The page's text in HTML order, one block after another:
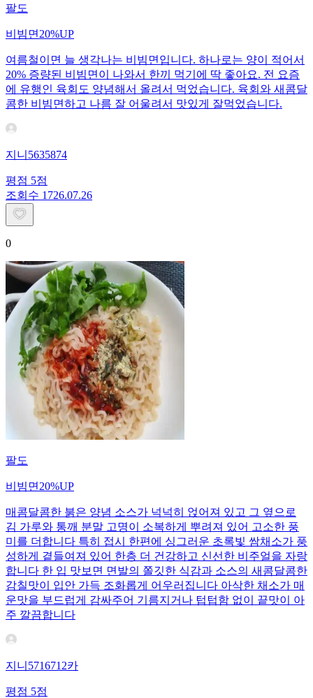
팔도
비빔면20%UP
여름철이면 늘 생각나는 비빔면입니다. 하나로는 양이 적어서
20% 증량된 비빔면이 나와서 한끼 먹기에 딱 좋아요. 전 요즘
에 유행인 육회도 양념해서 올려서 먹었습니다. 육회와 새콤달
콤한 비빔면하고 나름 잘 어울려서 맛있게 잘먹었습니다.
지니5635874
평점 5점
조회수 1726.07.26
0
팔도
비빔면20%UP
매콤달콤한 붉은 양념 소스가 넉넉히 얹어져 있고 그 옆으로
김 가루와 통깨 분말 고명이 소복하게 뿌려져 있어 고소한 풍
미를 더합니다 특히 접시 한편에 싱그러운 초록빛 쌈채소가 풍
성하게 곁들여져 있어 한층 더 건강하고 신선한 비주얼을 자랑
합니다 한 입 맛보면 면발의 쫄깃한 식감과 소스의 새콤달콤한
감칠맛이 입안 가득 조화롭게 어우러집니다 아삭한 채소가 매
운맛을 부드럽게 감싸주어 기름지거나 텁텁함 없이 끝맛이 아
주 깔끔합니다
지니5716712카
평점 5점